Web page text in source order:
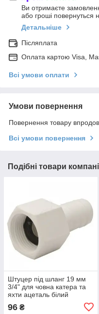
Ви отримаєте
або гроші повернуться
Детальніше
Післяплата
Оплата картою Visa,
Всі умови оплати
Умови повернення
Повернення товару
Всі умови повернення
Подібні товари
Штуцер під шланг 19 мм
3/4" для човна катера та
яхти ацеталь білий
96 ₴